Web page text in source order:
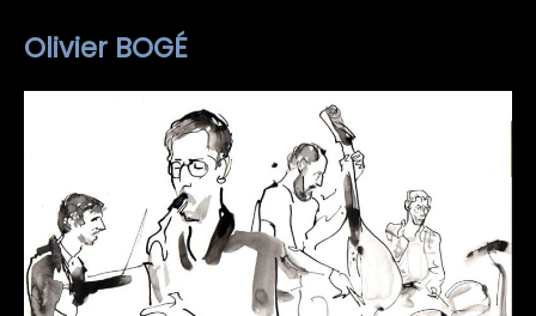
Olivier BOGÉ